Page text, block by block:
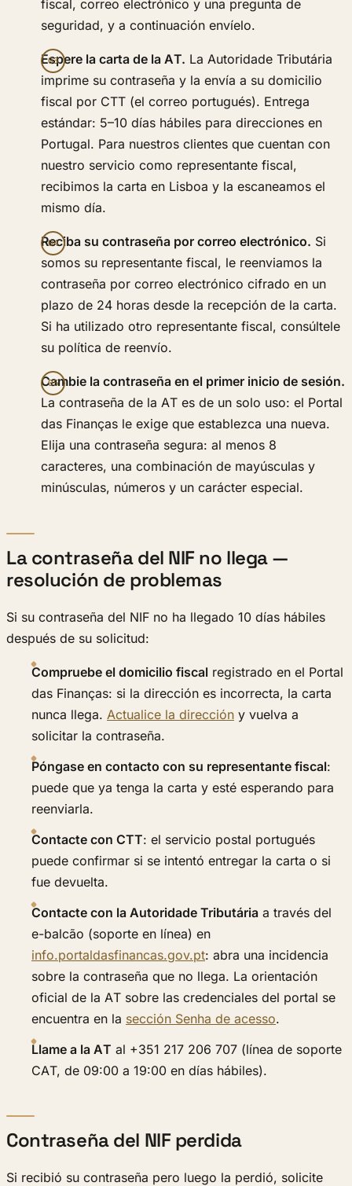
fiscal, correo electrónico y una pregunta de
seguridad, y a continuación envíelo.
Espere la carta de la AT. La Autoridade Tributária
imprime su contraseña y la envía a su domicilio
fiscal por CTT (el correo portugués). Entrega
estándar: 5–10 días hábiles para direcciones en
Portugal. Para nuestros clientes que cuentan con
nuestro servicio como representante fiscal,
recibimos la carta en Lisboa y la escaneamos el
mismo día.
Reciba su contraseña por correo electrónico. Si
somos su representante fiscal, le reenviamos la
contraseña por correo electrónico cifrado en un
plazo de 24 horas desde la recepción de la carta.
Si ha utilizado otro representante fiscal, consúltele
su política de reenvío.
Cambie la contraseña en el primer inicio de sesión.
La contraseña de la AT es de un solo uso: el Portal
das Finanças le exige que establezca una nueva.
Elija una contraseña segura: al menos 8
caracteres, una combinación de mayúsculas y
minúsculas, números y un carácter especial.
La contraseña del NIF no llega —
resolución de problemas
Si su contraseña del NIF no ha llegado 10 días hábiles
después de su solicitud:
Compruebe el domicilio fiscal registrado en el Portal
das Finanças: si la dirección es incorrecta, la carta
nunca llega. Actualice la dirección y vuelva a
solicitar la contraseña.
Póngase en contacto con su representante fiscal:
puede que ya tenga la carta y esté esperando para
reenviarla.
Contacte con CTT: el servicio postal portugués
puede confirmar si se intentó entregar la carta o si
fue devuelta.
Contacte con la Autoridade Tributária a través del
e-balcão (soporte en línea) en
info.portaldasfinancas.gov.pt: abra una incidencia
sobre la contraseña que no llega. La orientación
oficial de la AT sobre las credenciales del portal se
encuentra en la sección Senha de acesso.
Llame a la AT al +351 217 206 707 (línea de soporte
CAT, de 09:00 a 19:00 en días hábiles).
Contraseña del NIF perdida
Si recibió su contraseña pero luego la perdió, solicite